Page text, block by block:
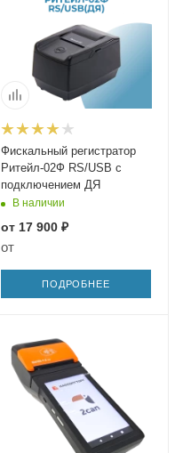
Фискальный регистратор
Ритейл-02Ф RS/USB с
подключением ДЯ
В наличии
от 17 900 ₽
от
ПОДРОБНЕЕ